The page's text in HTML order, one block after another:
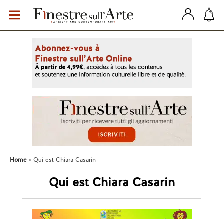
Home Qui est Chiara Casarin
Qui est Chiara Casarin